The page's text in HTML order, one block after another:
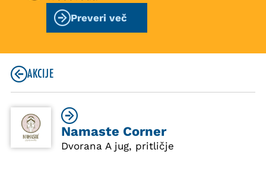
Preveri več
AKCIJE
Namaste Corner
Dvorana A jug, pritličje